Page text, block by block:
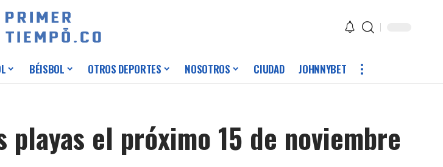
BÉISBOL OTROS DEPORTES NOSOTROS CIUDAD JOHNNYBET
el próximo 15 de noviembre